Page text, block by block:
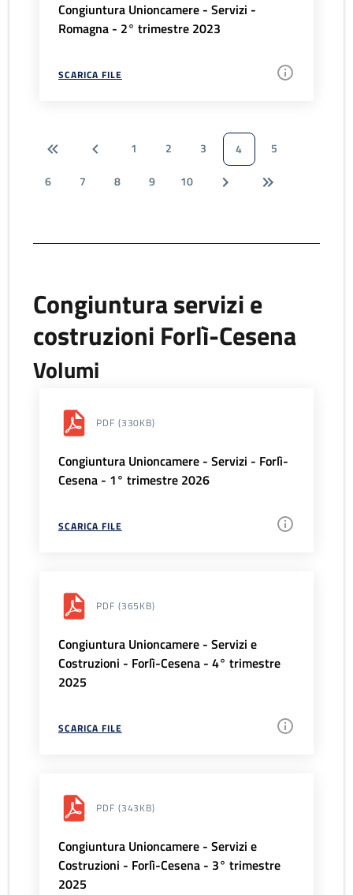
Congiuntura Unioncamere - Servizi -
Romagna - 2° trimestre 2023
SCARICA FILE
1 2 3 4
5
6
7 8 9 10
Congiuntura servizi e
costruzioni Forlì-Cesena
Volumi
PDF (330KB)
Congiuntura Unioncamere - Servizi - Forlì-
Cesena - 1° trimestre 2026
SCARICA FILE
PDF (365KB)
Congiuntura Unioncamere - Servizi e
Costruzioni - Forlì-Cesena - 4° trimestre
2025
SCARICA FILE
PDF (343KB)
Congiuntura Unioncamere - Servizi e
Costruzioni - Forlì-Cesena - 3° trimestre
2025